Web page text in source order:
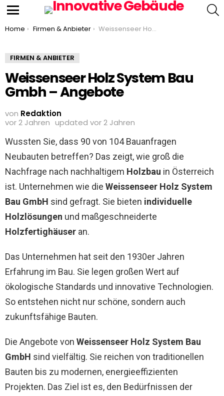
You are here:
Home Firmen & Anbieter Weissenseer Holz System Bau Gmbh – Angebote
FIRMEN & ANBIETER
Weissenseer Holz System Bau
Gmbh – Angebote
von Redaktion
vor 2 Jahren updated vor 2 Jahren
Wussten Sie, dass 90 von 104 Bauanfragen
Neubauten betreffen? Das zeigt, wie groß die
Nachfrage nach nachhaltigem Holzbau in Österreich
ist. Unternehmen wie die Weissenseer Holz System
Bau GmbH sind gefragt. Sie bieten individuelle
Holzlösungen und maßgeschneiderte
Holzfertighäuser an.
Das Unternehmen hat seit den 1930er Jahren
Erfahrung im Bau. Sie legen großen Wert auf
ökologische Standards und innovative Technologien.
So entstehen nicht nur schöne, sondern auch
zukunftsfähige Bauten.
Die Angebote von Weissenseer Holz System Bau
GmbH sind vielfältig. Sie reichen von traditionellen
Bauten bis zu modernen, energieeffizienten
Projekten. Das Ziel ist es, den Bedürfnissen der